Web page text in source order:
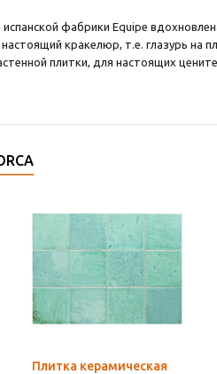
испанской фабрики Equipe
кракелюр, т.е. глазурь на
плитки, для настоящих
Плитка керамическая